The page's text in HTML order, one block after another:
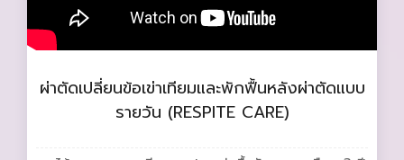
ผ่าตัดเปลี่ยนข้อเข่าเทียมและพักฟื้นหลังผ่าตัดแบบ
รายวัน (RESPITE CARE)